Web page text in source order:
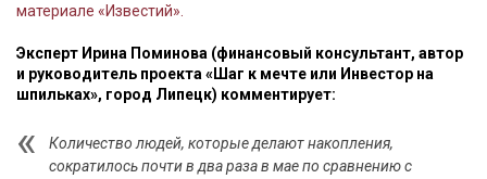
материале «Известий».
Эксперт Ирина Поминова (финансовый консультант, автор
и руководитель проекта «Шаг к мечте или Инвестор на
шпильках», город Липецк) комментирует:
Количество людей, которые делают накопления,
сократилось почти в два раза в мае по сравнению с